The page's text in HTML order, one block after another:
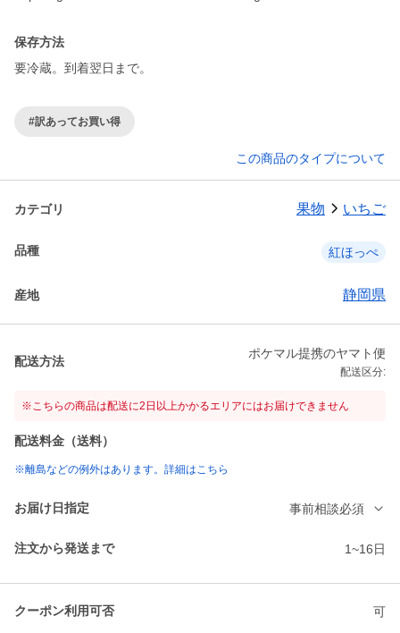
保存方法
要冷蔵。到着翌日まで。
#訳あってお買い得
この商品のタイプについて
カテゴリ 果物 いちご
品種 紅ほっぺ
産地 静岡県
配送方法
ポケマル提携のヤマト便
配送区分:
※こちらの商品は配送に2日以上かかるエリアにはお届けできません
配送料金（送料）
※離島などの例外はあります。詳細はこちら
お届け日指定 事前相談必須
注文から発送まで 1~16日
クーポン利用可否 可